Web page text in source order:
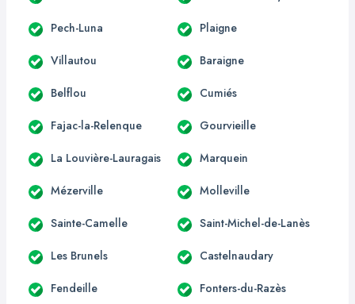
Pech-Luna Plaigne
Villautou Baraigne
Belflou Cumiés
Fajac-la-Relenque Gourvieille
La Louvière-Lauragais Marquein
Mézerville Molleville
Sainte-Camelle Saint-Michel-de-Lanès
Les Brunels Castelnaudary
Fendeille Fonters-du-Razès